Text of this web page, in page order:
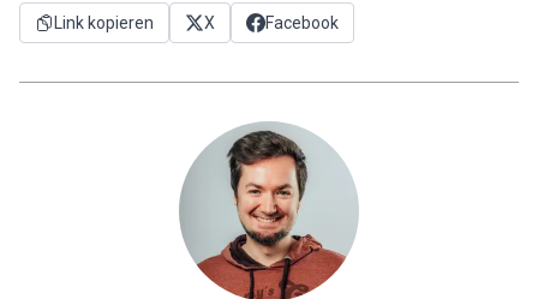
Link kopieren X Facebook